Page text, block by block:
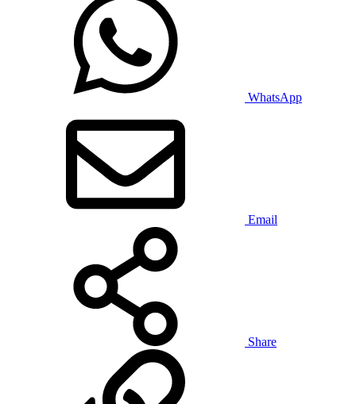
WhatsApp
Email
Share